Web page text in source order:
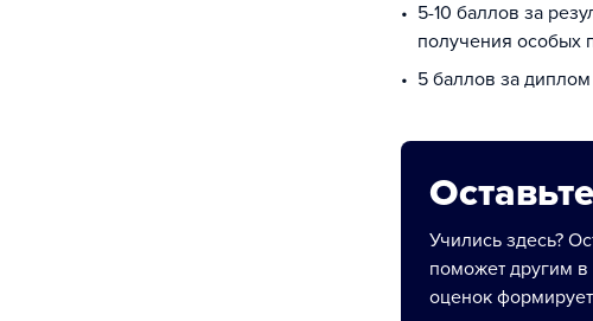
5-10 баллов за
получения особых
5 баллов за
Учились здесь?
поможет другим
оценок